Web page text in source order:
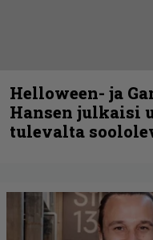
Helloween- ja
Hansen julkaisi
tulevalta